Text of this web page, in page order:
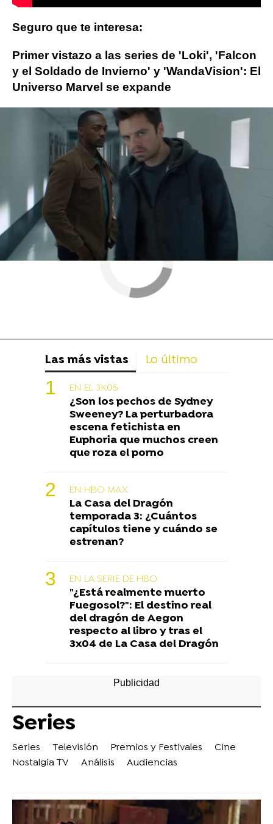
Seguro que te interesa:
Primer vistazo a las series de 'Loki', 'Falcon
y el Soldado de Invierno' y 'WandaVision': El
Universo Marvel se expande
Disney marvel Thor
Las más vistas Lo último
EN EL 3X05
¿Son los pechos de Sydney
Sweeney? La perturbadora
escena fetichista en
Euphoria que muchos creen
que roza el porno
EN HBO MAX
La Casa del Dragón
temporada 3: ¿Cuántos
capítulos tiene y cuándo se
estrenan?
EN LA SERIE DE HBO
"¿Está realmente muerto
Fuegosol?": El destino real
del dragón de Aegon
respecto al libro y tras el
3x04 de La Casa del Dragón
Series
Series Televisión Premios y Festivales
Cine
Nostalgia TV
Análisis Audiencias